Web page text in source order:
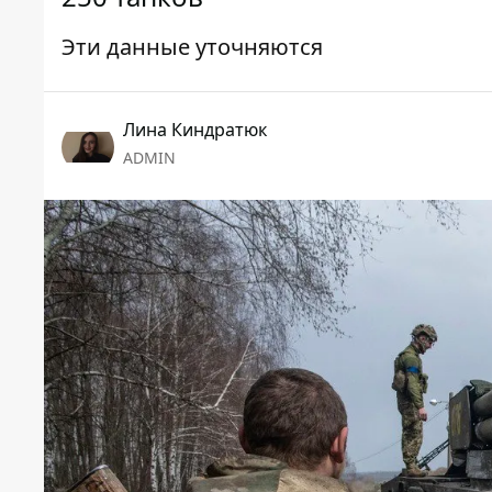
Эти данные уточняются
Лина Киндратюк
ADMIN